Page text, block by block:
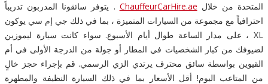
المتحدة من خلال ChauffeurCarHire.ae . يتوفر سائقونا المدربون تدريباً
احترافياً مع مجموعة من السيارات المتميزة ، بما في ذلك جي إم سي يوكون
XL ، على مدار الساعة طوال أيام الأسبوع. سواء كانت سيارة ليموزين
لضيوفك من كبار الشخصيات في المطار أو جولة من الدرجة الأولى في أم
القيوين بواسطة سائق محترف يرتدي الزي الرسمي. قم بإجراء حجز خالٍ
من المتاعب اليوم! أقل الأسعار بما في ذلك السيارة النظيفة والمطهرة